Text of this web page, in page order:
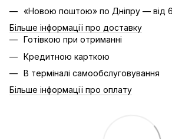
«Новою поштою» по Дніпру — від
Більше інформації про доставку
Готівкою при отриманні
Кредитною карткою
В терміналі самообслуговування
Більше інформації про оплату